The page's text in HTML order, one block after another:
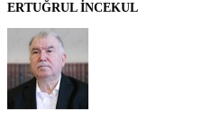
ERTUĞRUL İNCEKUL